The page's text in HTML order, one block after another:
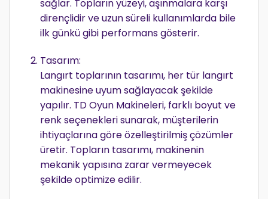
sağlar. Topların yüzeyi, aşınmalara karşı
dirençlidir ve uzun süreli kullanımlarda bile
ilk günkü gibi performans gösterir.
Tasarım:
Langırt toplarının tasarımı, her tür langırt
makinesine uyum sağlayacak şekilde
yapılır. TD Oyun Makineleri, farklı boyut ve
renk seçenekleri sunarak, müşterilerin
ihtiyaçlarına göre özelleştirilmiş çözümler
üretir. Topların tasarımı, makinenin
mekanik yapısına zarar vermeyecek
şekilde optimize edilir.